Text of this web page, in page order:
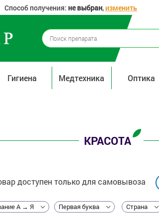
Способ получения: не выбран,изменить
Гигиена Медтехника Оптика
КРАСОТА
доступен только для самовывоза
А → Я Первая буква Страна